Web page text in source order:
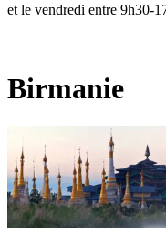
et le vendredi entre 9h30-
Birmanie